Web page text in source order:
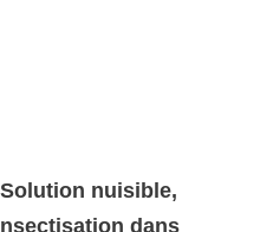
nuisible,
dans